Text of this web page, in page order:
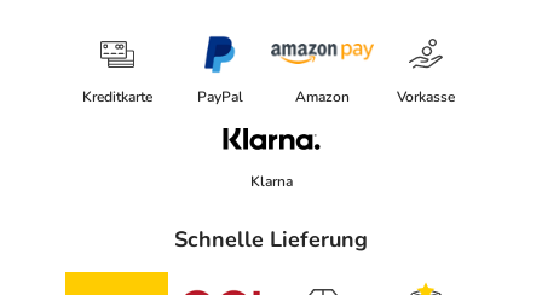
Kreditkarte PayPal Amazon Vorkasse
Klarna
Schnelle Lieferung